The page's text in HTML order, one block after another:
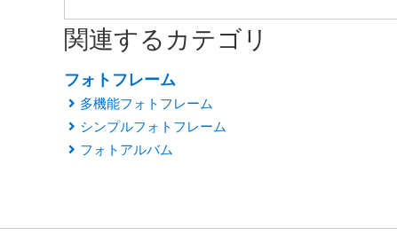
関連するカテゴリ
フォトフレーム
多機能フォトフレーム
シンプルフォトフレーム
フォトアルバム